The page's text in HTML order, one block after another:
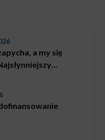
a my się
nie tylko choroby